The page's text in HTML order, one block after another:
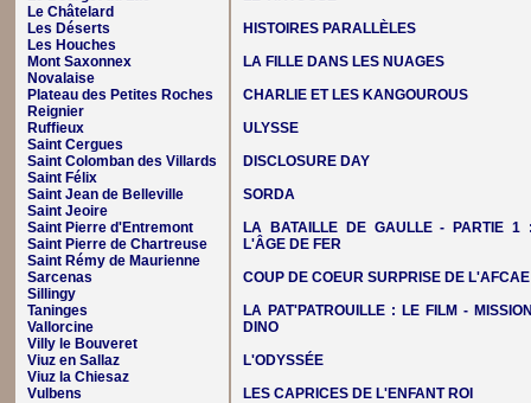
Le Châtelard
Les Déserts
Les Houches
Mont Saxonnex
Novalaise
Plateau des Petites Roches
Reignier
Ruffieux
Saint Cergues
Saint Colomban des Villards
Saint Félix
Saint Jean de Belleville
Saint Jeoire
Saint Pierre d'Entremont
Saint Pierre de Chartreuse
Saint Rémy de Maurienne
Sarcenas
Sillingy
Taninges
Vallorcine
Villy le Bouveret
Viuz en Sallaz
Viuz la Chiesaz
Vulbens
HISTOIRES PARALLÈLES
LA FILLE DANS LES NUAGES
CHARLIE ET LES KANGOUROUS
ULYSSE
DISCLOSURE DAY
SORDA
LA BATAILLE DE GAULLE - PARTIE 1
L'ÂGE DE FER
COUP DE COEUR SURPRISE DE L'AFCAE
LA PAT'PATROUILLE : LE FILM -
DINO
L'ODYSSÉE
LES CAPRICES DE L'ENFANT ROI